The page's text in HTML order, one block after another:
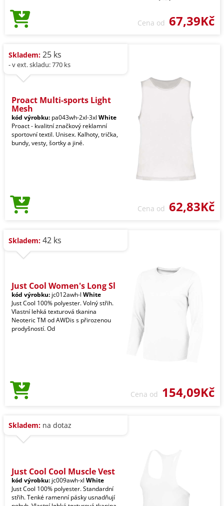
Cena od 67,39Kč
Skladem: 25 ks
- v ext. skladu: 770 ks
Proact Multi-sports Light
Mesh
kód výrobku: pa043wh-2xl-3xl White
Proact - kvalitní značkový reklamní
sportovní textil. Unisex. Kalhoty, trička,
bundy, vesty, šortky a jiné.
Cena od 62,83Kč
Skladem: 42 ks
Just Cool Women's Long Sl
kód výrobku: jc012awh-l White
Just Cool 100% polyester. Volný střih.
Vlastní lehká texturová tkanina
Neoteric TM od AWDis s přirozenou
prodyšností. Od
Cena od 154,09Kč
Skladem: na dotaz
Just Cool Cool Muscle Vest
kód výrobku: jc009awh-xl White
Just Cool 100% polyester. Standardní
střih. Tenké ramenní pásky usnadňují